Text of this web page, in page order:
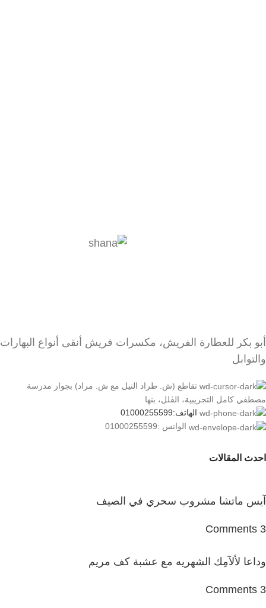
أبو بكر للعطارة الفريش، مكسرات فريش أنقى أنواع البهارات
والتوابل
تقاطع (ش. طراد النيل مع ش. مراد) بجوار مدرسة
مصطفي كامل التجريبية، الڤلل، بنها
الهاتف:01000255599
الواتس :01000255599
احدث المقالات
آيس ماتشا مشروب سحري في الصيف
3 Comments
وداعا لألآمِك الشهريه مع عشبة كف مريم
3 Comments